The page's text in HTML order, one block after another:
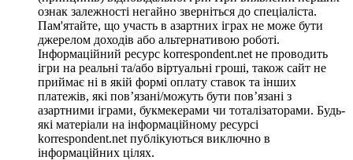
ознак залежності негайно зверніться до спеціаліста.
Пам'ятайте, що участь в азартних іграх не може бути
джерелом доходів або альтернативою роботі.
Інформаційний ресурс korrespondent.net не проводить
ігри на реальні та/або віртуальні гроші, також сайт не
приймає ні в якій формі оплату ставок та інших
платежів, які пов’язані/можуть бути пов’язані з
азартними іграми, букмекерами чи тоталізаторами. Будь-
які матеріали на інформаційному ресурсі
korrespondent.net публікуються виключно в
інформаційних цілях.